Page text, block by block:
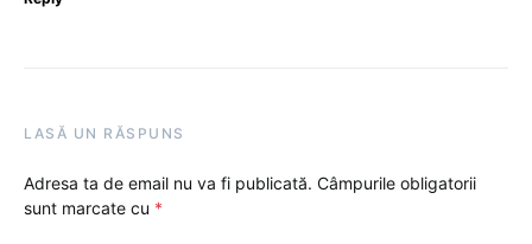
LASĂ UN RĂSPUNS
Adresa ta de email nu va fi publicată. Câmpurile obligatorii
sunt marcate cu *